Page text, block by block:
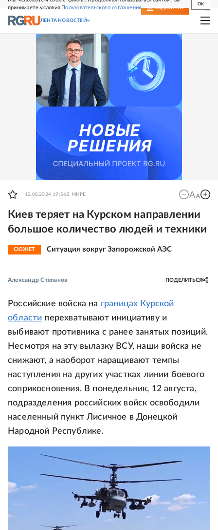
принимаете условия Пользовательского соглашения
OK
СВЕЖИЙ НОМЕР ПОДПИСКА
ЛЕНТА НОВОСТЕЙ
12.08.2024 19:56 В МИРЕ
Киев теряет на Курском направлении
большое количество людей и техники
СЮЖЕТ Ситуация вокруг Запорожской АЭС
Александр Степанов ПОДЕЛИТЬСЯ
Российские войска на границах Курской
области перехватывают инициативу и
выбивают противника с ранее занятых позиций.
Несмотря на эту вылазку ВСУ, наши войска не
снижают, а наоборот наращивают темпы
наступления на других участках линии боевого
соприкосновения. В понедельник, 12 августа,
подразделения российских войск освободили
населенный пункт Лисичное в Донецкой
Народной Республике.